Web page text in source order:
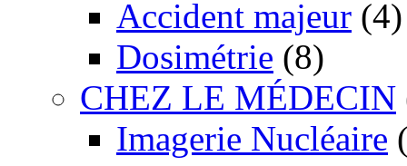
Accident majeur (4)
Dosimétrie (8)
CHEZ LE MÉDECIN
Imagerie Nucléaire